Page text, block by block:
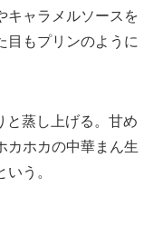
キャラメルソースを
目もプリンのように
蒸し上げる。甘め
カホカの中華まん生
う。